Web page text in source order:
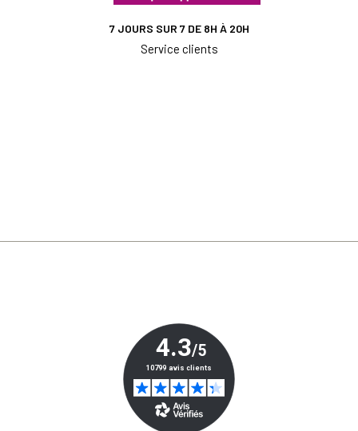
7 JOURS SUR 7 DE 8H À 20H
Service clients